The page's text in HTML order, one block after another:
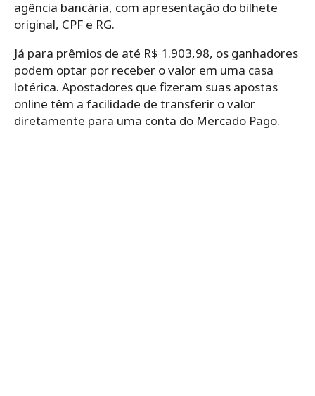
agência bancária, com apresentação do bilhete
original, CPF e RG.
Já para prêmios de até R$ 1.903,98, os ganhadores
podem optar por receber o valor em uma casa
lotérica. Apostadores que fizeram suas apostas
online têm a facilidade de transferir o valor
diretamente para uma conta do Mercado Pago.